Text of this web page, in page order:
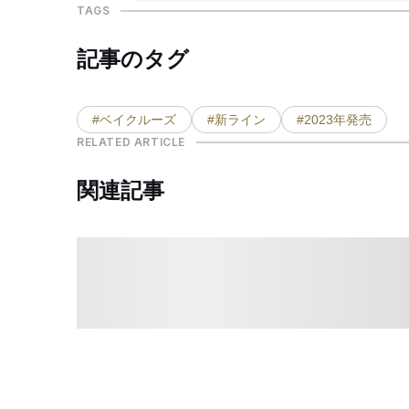
TAGS
記事のタグ
#ベイクルーズ #新ライン #2023年発売
RELATED ARTICLE
関連記事